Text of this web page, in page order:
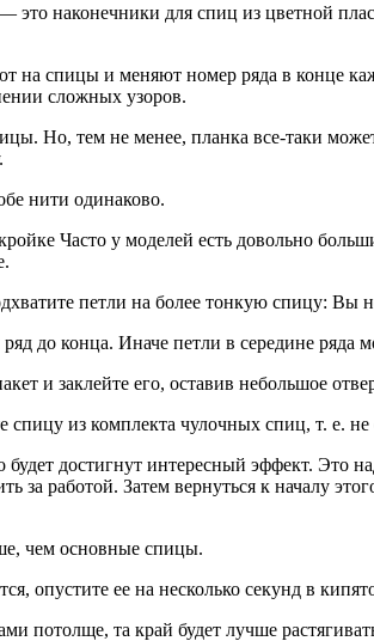
это наконечники для спиц из цветной
на спицы и меняют номер ряда в конце
сложных узоров.
Но, тем не менее, планка все-таки
нити одинаково.
Часто у моделей есть довольно
петли на более тонкую спицу: Вы
до конца. Иначе петли в середине ряда
и заклейте его, оставив небольшое
из комплекта чулочных спиц, т. е.
достигнут интересный эффект. Это
работой. Затем вернуться к началу
чем основные спицы.
опустите ее на несколько секунд в
потолще, та край будет лучше